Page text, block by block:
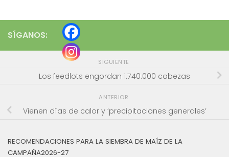
SÍGANOS:
SIGUIENTE
Los feedlots engordan 1.740.000 cabezas
ANTERIOR
Vienen días de calor y ‘precipitaciones generales’
RECOMENDACIONES PARA LA SIEMBRA DE MAÍZ DE LA
CAMPAÑA2026-27